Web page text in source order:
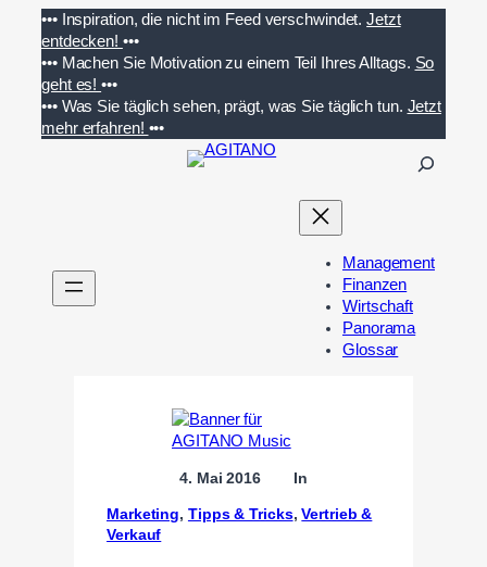
Inhalt
springen
••• Inspiration, die nicht im Feed verschwindet. Jetzt
entdecken! •••
••• Machen Sie Motivation zu einem Teil Ihres Alltags. So
geht es!•••
••• Was Sie täglich sehen, prägt, was Sie täglich tun. Jetzt
mehr erfahren! •••
n
Management
Finanzen
Wirtschaft
Panorama
Glossar
4. Mai 2016 In
Marketing, Tipps & Tricks, Vertrieb &
Verkauf